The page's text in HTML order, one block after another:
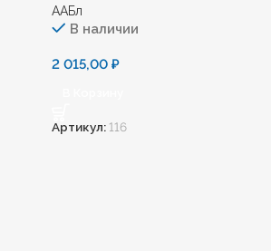
ААБл
В наличии
2 015,00₽
Артикул: 116